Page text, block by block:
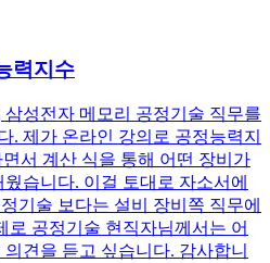
력지수
성전자 메모리 공정기술 직무를
. 제가 온라인 강의로 공정능력지
서 계산 식을 통해 어떤 장비가
습니다. 이걸 토대로 자소서에
기술 보다는 설비 장비쪽 직무에
로 공정기술 현직자님께서는 어
견을 듣고 싶습니다. 감사합니